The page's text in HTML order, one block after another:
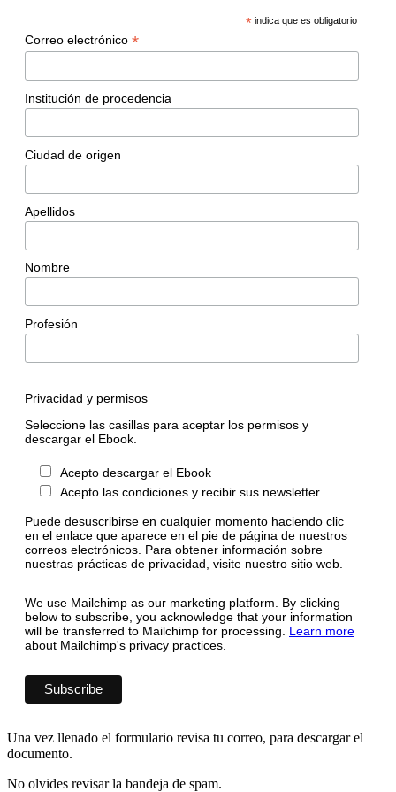
* indica que es obligatorio
Correo electrónico *
Institución de procedencia
Ciudad de origen
Apellidos
Nombre
Profesión
Privacidad y permisos
Seleccione las casillas para aceptar los permisos y
descargar el Ebook.
Acepto descargar el Ebook
Acepto las condiciones y recibir sus newsletter
Puede desuscribirse en cualquier momento haciendo clic
en el enlace que aparece en el pie de página de nuestros
correos electrónicos. Para obtener información sobre
nuestras prácticas de privacidad, visite nuestro sitio web.
We use Mailchimp as our marketing platform. By clicking
below to subscribe, you acknowledge that your information
will be transferred to Mailchimp for processing. Learn more
about Mailchimp's privacy practices.
Una vez llenado el formulario revisa tu correo, para descargar el
documento.
No olvides revisar la bandeja de spam.